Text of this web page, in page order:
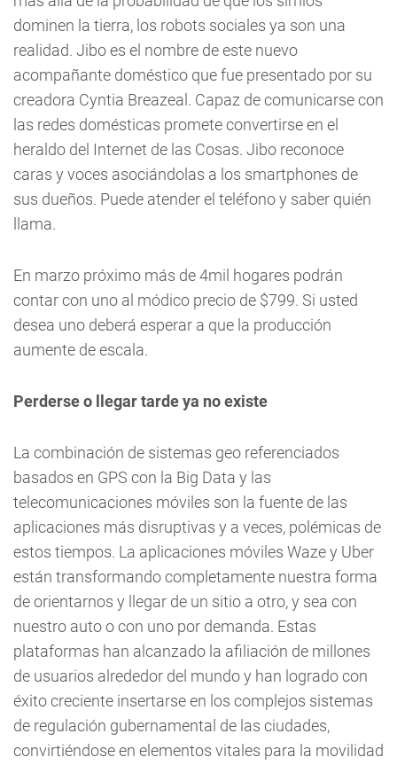
dominen la tierra, los robots sociales ya son una
realidad. Jibo es el nombre de este nuevo
acompañante doméstico que fue presentado por su
creadora Cyntia Breazeal. Capaz de comunicarse con
las redes domésticas promete convertirse en el
heraldo del Internet de las Cosas. Jibo reconoce
caras y voces asociándolas a los smartphones de
sus dueños. Puede atender el teléfono y saber quién
llama.
En marzo próximo más de 4mil hogares podrán
contar con uno al módico precio de $799. Si usted
desea uno deberá esperar a que la producción
aumente de escala.
Perderse o llegar tarde ya no existe
La combinación de sistemas geo referenciados
basados en GPS con la Big Data y las
telecomunicaciones móviles son la fuente de las
aplicaciones más disruptivas y a veces, polémicas de
estos tiempos. La aplicaciones móviles Waze y Uber
están transformando completamente nuestra forma
de orientarnos y llegar de un sitio a otro, y sea con
nuestro auto o con uno por demanda. Estas
plataformas han alcanzado la afiliación de millones
de usuarios alrededor del mundo y han logrado con
éxito creciente insertarse en los complejos sistemas
de regulación gubernamental de las ciudades,
convirtiéndose en elementos vitales para la movilidad